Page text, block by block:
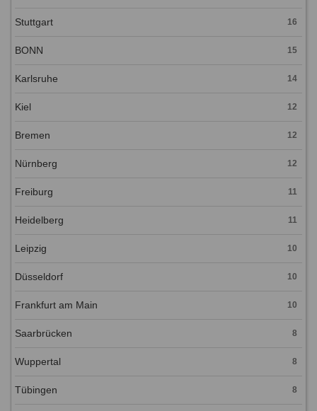
Stuttgart 16
BONN 15
Karlsruhe 14
Kiel 12
Bremen 12
Nürnberg 12
Freiburg 11
Heidelberg 11
Leipzig 10
Düsseldorf 10
Frankfurt am Main 10
Saarbrücken 8
Wuppertal 8
Tübingen 8